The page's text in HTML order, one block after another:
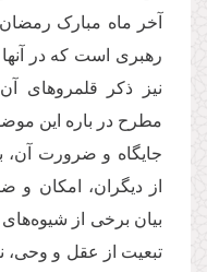
رهبری است که در آنها
نیز ذکر قلمروهای
مطرح در باره این
جایگاه و ضرورت آن،
از دیگران، امکان
بیان برخی از
تبعیت از عقل و وحی،